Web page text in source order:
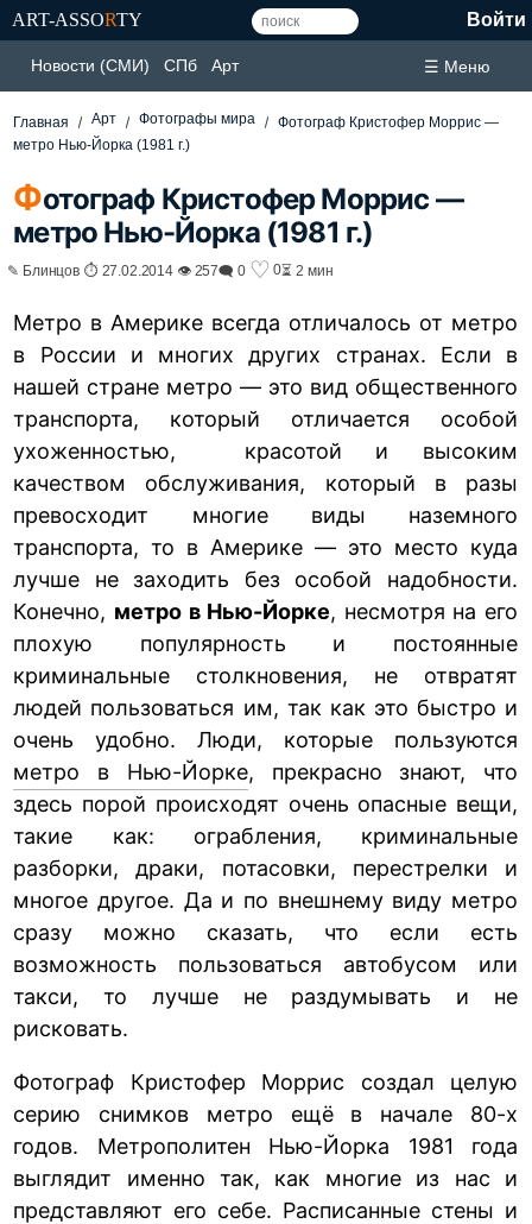
ART-ASSORTY Войти
Новости (СМИ) СПб Арт ☰ Меню
Главная Арт Фотографы мира
Фотограф Кристофер Моррис —
метро Нью-Йорка (1981 г.)
Фотограф Кристофер Моррис —
метро Нью-Йорка (1981 г.)
✎ Блинцов ⏱ 27.02.2014 👁 257🗨 0 ♡ 0⏳ 2 мин
Метро в Америке всегда отличалось от метро
в России и многих других странах. Если в
нашей стране метро — это вид общественного
транспорта, который отличается особой
ухоженностью, красотой и высоким
качеством обслуживания, который в разы
превосходит многие виды наземного
транспорта, то в Америке — это место куда
лучше не заходить без особой надобности.
Конечно, метро в Нью-Йорке, несмотря на его
плохую популярность и постоянные
криминальные столкновения, не отвратят
людей пользоваться им, так как это быстро и
очень удобно. Люди, которые пользуются
метро в Нью-Йорке, прекрасно знают, что
здесь порой происходят очень опасные вещи,
такие как: ограбления, криминальные
разборки, драки, потасовки, перестрелки и
многое другое. Да и по внешнему виду метро
сразу можно сказать, что если есть
возможность пользоваться автобусом или
такси, то лучше не раздумывать и не
рисковать.
Фотограф Кристофер Моррис создал целую
серию снимков метро ещё в начале 80-х
годов. Метрополитен Нью-Йорка 1981 года
выглядит именно так, как многие из нас и
представляют его себе. Расписанные стены и